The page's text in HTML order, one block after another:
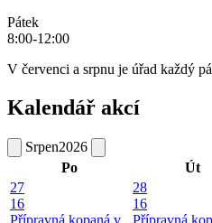
Pátek
8:00-12:00
V červenci a srpnu je úřad každý
Kalendář akcí
Srpen2026
Po
Út
27
16
Přípravná kopaná v
28
16
Přípravná